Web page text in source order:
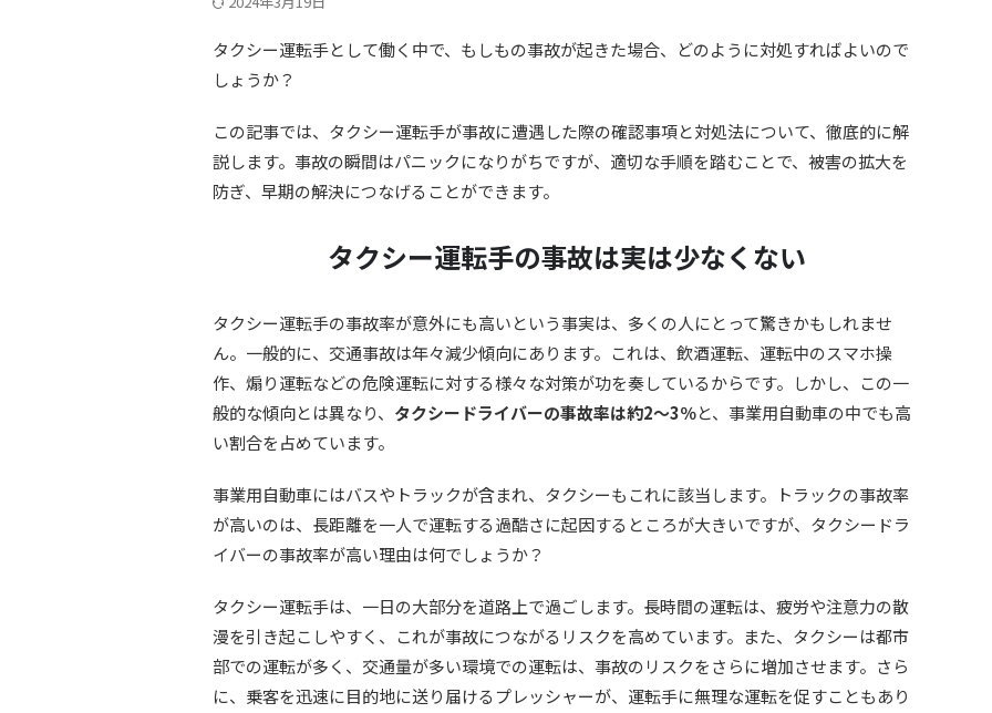
タクシー運転手として働く中で、もしもの事故が起きた場合、どのように対処すればよいので
しょうか？
この記事では、タクシー運転手が事故に遭遇した際の確認事項と対処法について、徹底的に解
説します。事故の瞬間はパニックになりがちですが、適切な手順を踏むことで、被害の拡大を
防ぎ、早期の解決につなげることができます。
タクシー運転手の事故は実は少なくない
タクシー運転手の事故率が意外にも高いという事実は、多くの人にとって驚きかもしれませ
ん。一般的に、交通事故は年々減少傾向にあります。これは、飲酒運転、運転中のスマホ操
作、煽り運転などの危険運転に対する様々な対策が功を奏しているからです。しかし、この一
般的な傾向とは異なり、 タクシードライバーの事故率は約2〜3％と、事業用自動車の中でも高
い割合を占めています。
事業用自動車にはバスやトラックが含まれ、タクシーもこれに該当します。トラックの事故率
が高いのは、長距離を一人で運転する過酷さに起因するところが大きいですが、タクシードラ
イバーの事故率が高い理由は何でしょうか？
タクシー運転手は、一日の大部分を道路上で過ごします。長時間の運転は、疲労や注意力の散
漫を引き起こしやすく、これが事故につながるリスクを高めています。また、タクシーは都市
部での運転が多く、交通量が多い環境での運転は、事故のリスクをさらに増加させます。さら
に、乗客を迅速に目的地に送り届けるプレッシャーが、運転手に無理な運転を促すこともあり